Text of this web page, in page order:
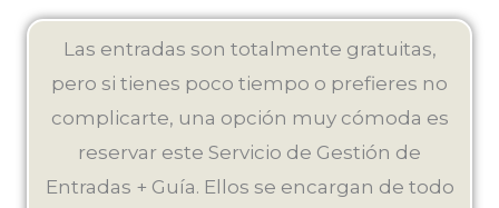
Las entradas son totalmente gratuitas,
pero si tienes poco tiempo o prefieres no
complicarte, una opción muy cómoda es
reservar este Servicio de Gestión de
Entradas + Guía. Ellos se encargan de todo